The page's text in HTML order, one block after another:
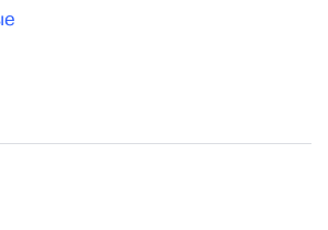
которого являлось
(г. Гудермес), волжская
что позволило собрать под